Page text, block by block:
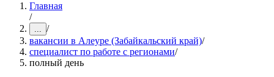
Главная
/
... /
вакансии в Алеуре (Забайкальский край)/
специалист по работе с регионами/
полный день